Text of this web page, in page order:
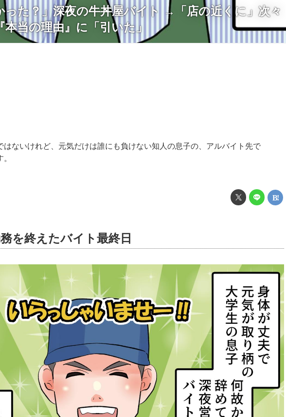
った？」深夜の牛丼屋バイト →「店の近くに」次々
当の理由』に「引いた」
はないけれど、元気だけは誰にも負けない知人の息子の、アルバイト先で
を終えたバイト最終日